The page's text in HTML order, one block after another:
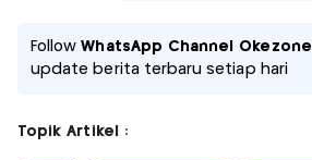
FollowWhatsApp Channel Okezone
update berita terbaru setiap hari
Topik Artikel :